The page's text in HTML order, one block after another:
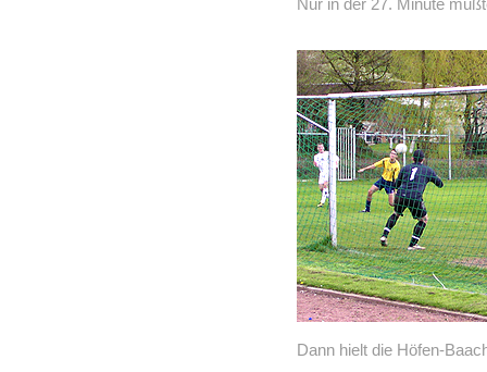
Nur in der 27. Minute
Dann hielt die Höfen-